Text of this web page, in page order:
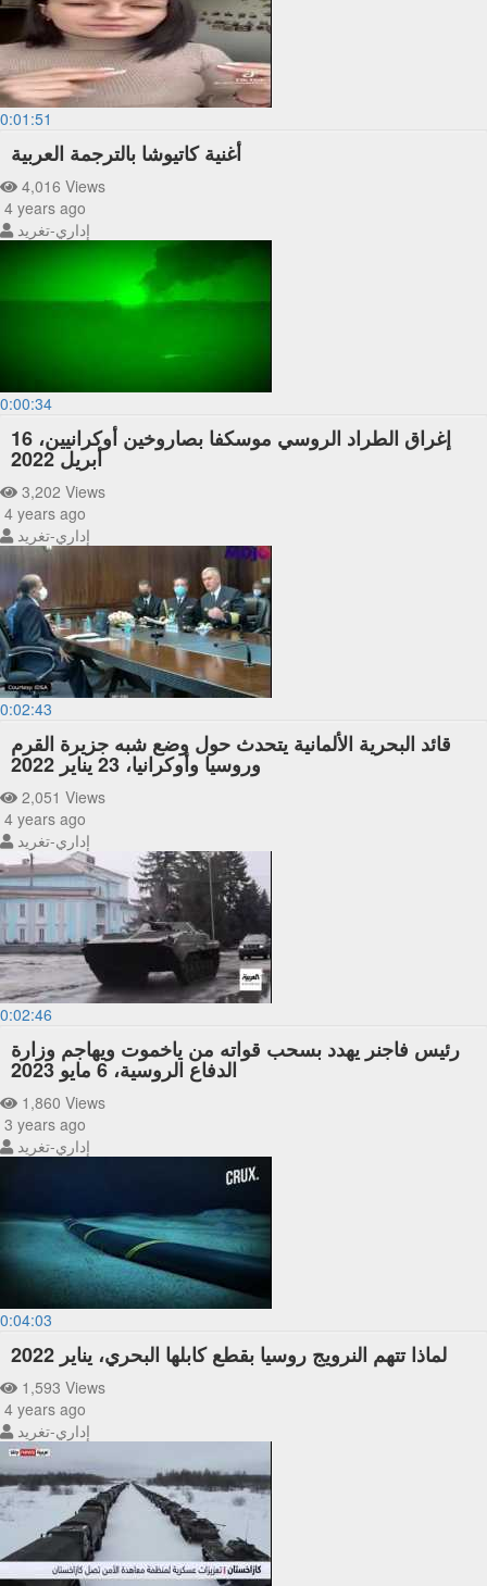
0:01:51
أغنية كاتيوشا بالترجمة العربية
4,016 Views
4 years ago
إداري-تغريد
0:00:34
إغراق الطراد الروسي موسكفا بصاروخين أوكرانيين، 16
أبريل 2022
3,202 Views
4 years ago
إداري-تغريد
0:02:43
قائد البحرية الألمانية يتحدث حول وضع شبه جزيرة القرم
وروسيا وأوكرانيا، 23 يناير 2022
2,051 Views
4 years ago
إداري-تغريد
0:02:46
رئيس فاجنر يهدد بسحب قواته من ياخموت ويهاجم وزارة
الدفاع الروسية، 6 مايو 2023
1,860 Views
3 years ago
إداري-تغريد
0:04:03
لماذا تتهم النرويج روسيا بقطع كابلها البحري، يناير 2022
1,593 Views
4 years ago
إداري-تغريد